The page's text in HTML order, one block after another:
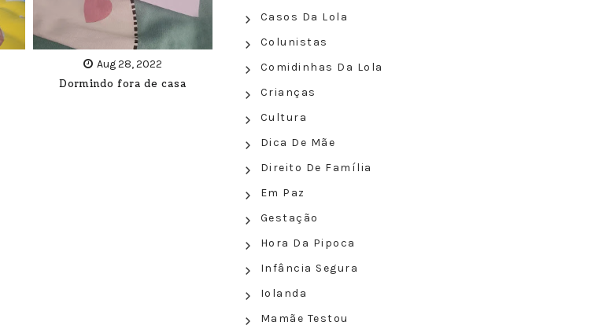
Aug 28, 2022
Dormindo fora de casa
Casos Da Lola
Colunistas
Comidinhas Da Lola
Crianças
Cultura
Dica De Mãe
Direito De Família
Em Paz
Gestação
Hora Da Pipoca
Infância Segura
Iolanda
Mamãe Testou